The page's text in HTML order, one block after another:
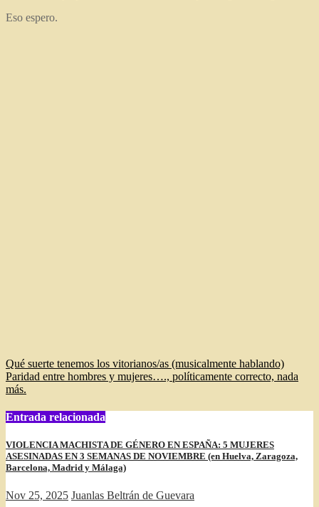
Eso espero.
Navegación
de
Qué suerte tenemos los vitorianos/as (musicalmente hablando)
Paridad entre hombres y mujeres…., políticamente correcto, nada
más.
Entrada relacionada
VIOLENCIA MACHISTA DE GÉNERO EN ESPAÑA: 5 MUJERES
ASESINADAS EN 3 SEMANAS DE NOVIEMBRE (en Huelva, Zaragoza,
Barcelona, Madrid y Málaga)
Nov 25, 2025 Juanlas Beltrán de Guevara